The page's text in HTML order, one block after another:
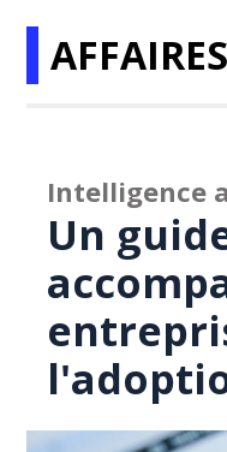
AFFAIRES
Intelligence
Un